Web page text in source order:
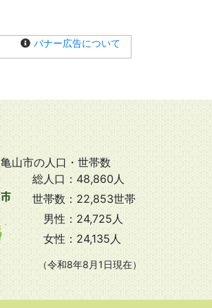
バナー広告について
亀山市の人口・世帯数
総人口： 48,860人
世帯数： 22,853世帯
男性： 24,725人
女性： 24,135人
（令和8年8月1日現在）